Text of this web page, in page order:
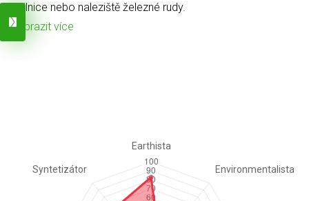
obilnice nebo naleziště železné rudy.
Zobrazit více